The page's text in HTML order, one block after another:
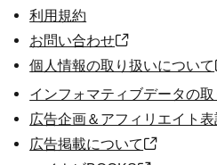
利用規約
お問い合わせ
個人情報の取り扱いについて
インフォマティブデータの
広告企画＆アフィリエイト
広告掲載について